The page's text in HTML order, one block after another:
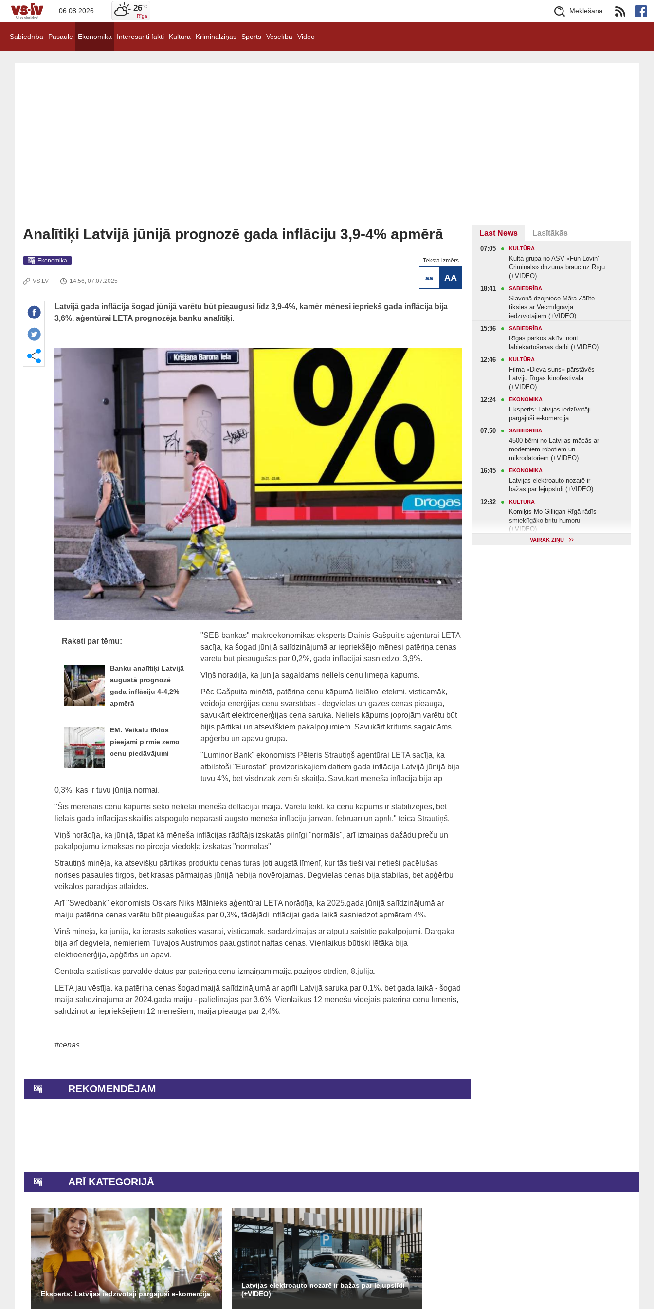
06.08.2026 26°C
Rīga
Meklēšana
Sabiedrība Pasaule Ekonomika Interesanti fakti Kultūra Kriminālziņas Sports Veselība Video
Analītiķi Latvijā jūnijā prognozē gada inflāciju 3,9-4% apmērā
Teksta izmērs
aa AA
Ekonomika
VS.LV 14:56, 07.07.2025
Latvijā gada inflācija šogad jūnijā varētu būt pieaugusi līdz 3,9-4%, kamēr mēnesi iepriekš gada inflācija bija
3,6%, aģentūrai LETA prognozēja banku analītiķi.
Raksti par tēmu:
Banku analītiķi Latvijā
augustā prognozē
gada inflāciju 4-4,2%
apmērā
EM: Veikalu tīklos
pieejami pirmie zemo
cenu piedāvājumi
"SEB bankas" makroekonomikas eksperts Dainis Gašpuitis aģentūrai LETA
sacīja, ka šogad jūnijā salīdzinājumā ar iepriekšējo mēnesi patēriņa cenas
varētu būt pieaugušas par 0,2%, gada inflācijai sasniedzot 3,9%.
Viņš norādīja, ka jūnijā sagaidāms neliels cenu līmeņa kāpums.
Pēc Gašpuita minētā, patēriņa cenu kāpumā lielāko ietekmi, visticamāk,
veidoja enerģijas cenu svārstības - degvielas un gāzes cenas pieauga,
savukārt elektroenerģijas cena saruka. Neliels kāpums joprojām varētu būt
bijis pārtikai un atsevišķiem pakalpojumiem. Savukārt kritums sagaidāms
apģērbu un apavu grupā.
"Luminor Bank" ekonomists Pēteris Strautiņš aģentūrai LETA sacīja, ka
atbilstoši "Eurostat" provizoriskajiem datiem gada inflācija Latvijā jūnijā bija
tuvu 4%, bet visdrīzāk zem šī skaitļa. Savukārt mēneša inflācija bija ap
0,3%, kas ir tuvu jūnija normai.
"Šis mērenais cenu kāpums seko nelielai mēneša deflācijai maijā. Varētu teikt, ka cenu kāpums ir stabilizējies, bet
lielais gada inflācijas skaitlis atspoguļo neparasti augsto mēneša inflāciju janvārī, februārī un aprīlī," teica Strautiņš.
Viņš norādīja, ka jūnijā, tāpat kā mēneša inflācijas rādītājs izskatās pilnīgi "normāls", arī izmaiņas dažādu preču un
pakalpojumu izmaksās no pircēja viedokļa izskatās "normālas".
Strautiņš minēja, ka atsevišķu pārtikas produktu cenas turas ļoti augstā līmenī, kur tās tieši vai netieši pacēlušas
norises pasaules tirgos, bet krasas pārmaiņas jūnijā nebija novērojamas. Degvielas cenas bija stabilas, bet apģērbu
veikalos parādījās atlaides.
Arī "Swedbank" ekonomists Oskars Niks Mālnieks aģentūrai LETA norādīja, ka 2025.gada jūnijā salīdzinājumā ar
maiju patēriņa cenas varētu būt pieaugušas par 0,3%, tādējādi inflācijai gada laikā sasniedzot apmēram 4%.
Viņš minēja, ka jūnijā, kā ierasts sākoties vasarai, visticamāk, sadārdzinājās ar atpūtu saistītie pakalpojumi. Dārgāka
bija arī degviela, nemieriem Tuvajos Austrumos paaugstinot naftas cenas. Vienlaikus būtiski lētāka bija
elektroenerģija, apģērbs un apavi.
Centrālā statistikas pārvalde datus par patēriņa cenu izmaiņām maijā paziņos otrdien, 8.jūlijā.
LETA jau vēstīja, ka patēriņa cenas šogad maijā salīdzinājumā ar aprīli Latvijā saruka par 0,1%, bet gada laikā - šogad
maijā salīdzinājumā ar 2024.gada maiju - palielinājās par 3,6%. Vienlaikus 12 mēnešu vidējais patēriņa cenu līmenis,
salīdzinot ar iepriekšējiem 12 mēnešiem, maijā pieauga par 2,4%.
#cenas
REKOMENDĒJAM
Last News Lasītākās
07:05 KULTŪRA
Kulta grupa no ASV «Fun Lovin'
Criminals» drīzumā brauc uz Rīgu
(+VIDEO)
18:41
SABIEDRĪBA
Slavenā dzejniece Māra Zālīte
tiksies ar Vecmīlgrāvja
iedzīvotājiem (+VIDEO)
15:36
SABIEDRĪBA
Rīgas parkos aktīvi norit
labiekārtošanas darbi (+VIDEO)
12:46
KULTŪRA
Filma «Dieva suns» pārstāvēs
Latviju Rīgas kinofestivālā
(+VIDEO)
12:24
EKONOMIKA
Eksperts: Latvijas iedzīvotāji
pārgājuši e-komercijā
07:50
SABIEDRĪBA
4500 bērni no Latvijas mācās ar
moderniem robotiem un
mikrodatoriem (+VIDEO)
16:45
EKONOMIKA
Latvijas elektroauto nozarē ir
bažas par lejupslīdi (+VIDEO)
12:32
KULTŪRA
Komiķis Mo Gilligan Rīgā rādīs
smieklīgāko britu humoru
(+VIDEO)
VESELĪBAVAIRĀK ZIŅU
ARĪ KATEGORIJĀ
Eksperts: Latvijas iedzīvotāji pārgājuši e-komercijā
Latvijas elektroauto nozarē ir bažas par lejupslīdi
(+VIDEO)